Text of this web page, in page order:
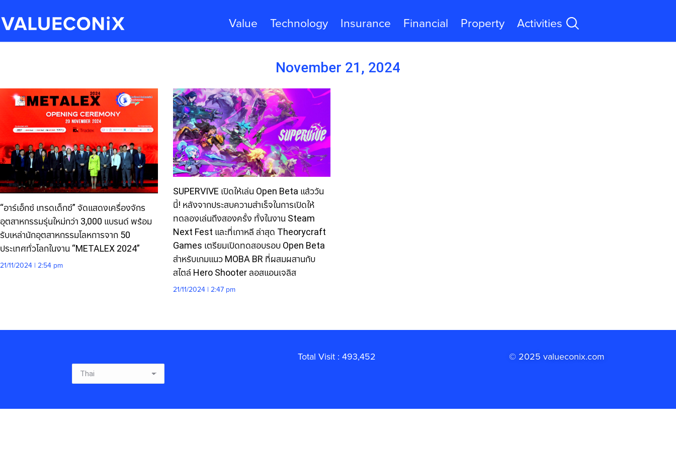
Value Technology Insurance Financial Property Activities
November 21, 2024
“อาร์เอ็กซ์ เทรดเด็กซ์” จัดแสดงเครื่องจักร
อุตสาหกรรมรุ่นใหม่กว่า 3,000 แบรนด์ พร้อม
รับเหล่านักอุตสาหกรรมโลหการจาก 50
ประเทศทั่วโลกในงาน “METALEX 2024”
21/11/2024 | 2:54 pm
SUPERVIVE เปิดให้เล่น Open Beta แล้ววัน
นี้! หลังจากประสบความสำเร็จในการเปิดให้
ทดลองเล่นถึงสองครั้ง ทั้งในงาน Steam
Next Fest และที่เกาหลี ล่าสุด Theorycraft
Games เตรียมเปิดทดสอบรอบ Open Beta
สำหรับเกมแนว MOBA BR ที่ผสมผสานกับ
สไตล์ Hero Shooter ลอสแอนเจลิส
21/11/2024 | 2:47 pm
Total Visit : 493,452 © 2025 valueconix.com